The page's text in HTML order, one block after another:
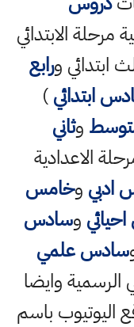
مرحلة الابتدائي
ابتدائي ورابع
ابتدائي)
وثاني
الاعدادية
ادبي وخامس
وسادس
سادس علمي
الرسمية وايضا
اليوتيوب باسم